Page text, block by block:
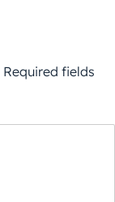
Required fields